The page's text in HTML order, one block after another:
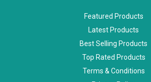
Featured Products
Latest Products
Best Selling Products
Top Rated Products
Terms & Conditions